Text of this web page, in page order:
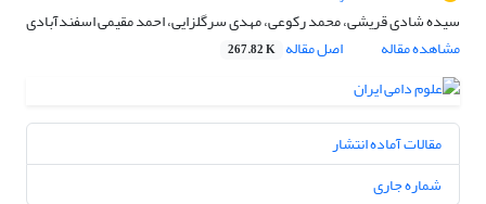
سیده شادی قریشی، محمد رکوعی، مهدی سرگلزایی، احمد مقیمی اسفندآبادی
مشاهده مقاله
اصل مقاله 267.82 K
مقالات آماده انتشار
شماره جاری